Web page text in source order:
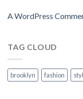
A WordPress
TAG CLOUD
brooklyn fashion